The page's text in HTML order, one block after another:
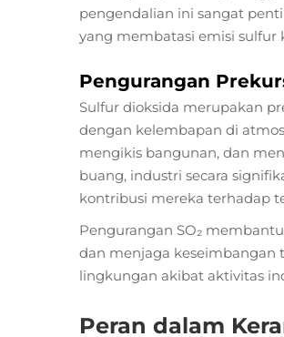
pengendalian ini sangat
yang membatasi emisi sulfur
Pengurangan
Sulfur dioksida merupakan
dengan kelembapan di
mengikis bangunan, dan
buang, industri secara
kontribusi mereka terhadap
Pengurangan SO₂
dan menjaga keseimbangan
lingkungan akibat aktivitas
Peran dalam